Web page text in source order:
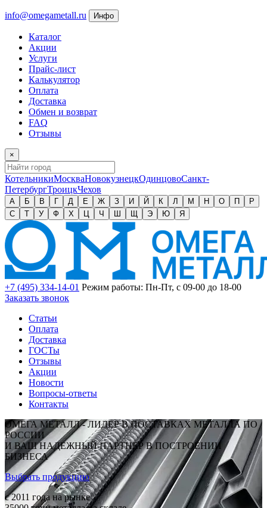
info@omegametall.ru Инфо
Каталог
Акции
Услуги
Прайс-лист
Калькулятор
Оплата
Доставка
Обмен и возврат
FAQ
Отзывы
×
КотельникиМоскваНовокузнецкОдинцовоСанкт-
ПетербургТроицкЧехов
А Б В Г Д Е Ж З И Й К Л М Н О П
Р
С
Т У Ф Х Ц Ч Ш Щ Э Ю Я
+7 (495) 334-14-01 Режим работы: Пн-Пт, с 09-00 до 18-00
Заказать звонок
Статьи
Оплата
Доставка
ГОСТы
Отзывы
Акции
Новости
Вопросы-ответы
Контакты
ОМЕГА МЕТАЛЛ - ЛИДЕР В ПОСТАВКАХ МЕТАЛЛА ПО
РОССИИ
И ВАШ НАДЕЖНЫЙ ПАРТНЕР В ПОСТРОЕНИИ
БИЗНЕСА
Выбрать продукцию
c 2011 года на рынке